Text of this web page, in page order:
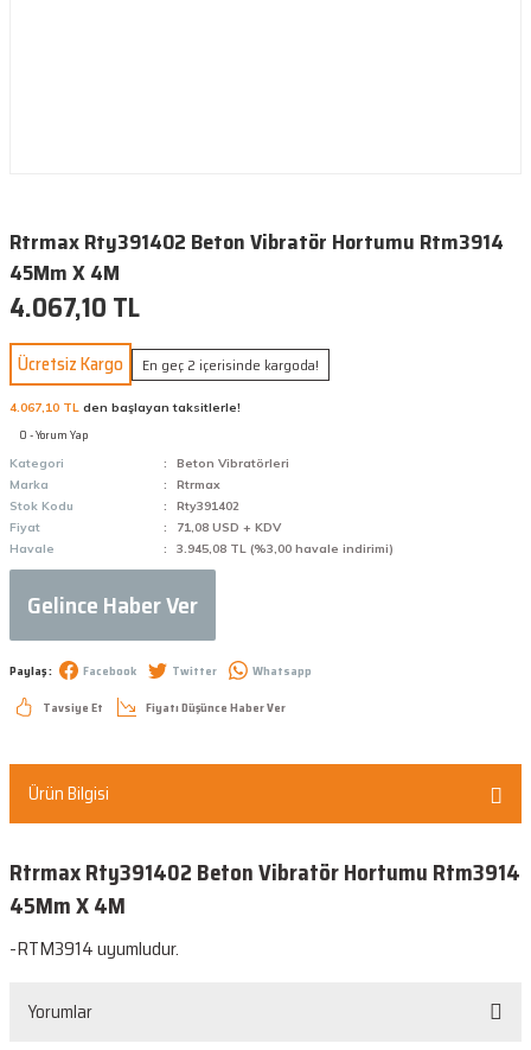
Rtrmax Rty391402 Beton Vibratör Hortumu Rtm3914
45Mm X 4M
4.067,10 TL
Ücretsiz Kargo En geç 2 içerisinde kargoda!
4.067,10 TL den başlayan taksitlerle!
0 - Yorum Yap
Kategori
Beton Vibratörleri
Marka
Rtrmax
Stok Kodu
Rty391402
Fiyat
71,08 USD + KDV
Havale
3.945,08 TL (%3,00 havale indirimi)
Gelince Haber Ver
Paylaş : Facebook Twitter
Whatsapp
Tavsiye Et
Fiyatı Düşünce Haber Ver
Ürün Bilgisi
Rtrmax Rty391402 Beton Vibratör Hortumu Rtm3914
45Mm X 4M
-RTM3914 uyumludur.
Yorumlar